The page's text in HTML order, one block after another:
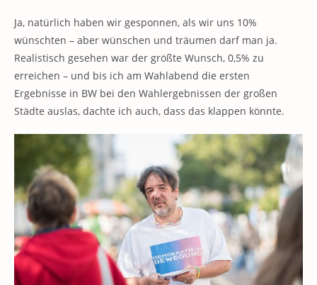
Ja, natürlich haben wir gesponnen, als wir uns 10%
wünschten – aber wünschen und träumen darf man ja.
Realistisch gesehen war der größte Wunsch, 0,5% zu
erreichen – und bis ich am Wahlabend die ersten
Ergebnisse in BW bei den Wahlergebnissen der großen
Städte auslas, dachte ich auch, dass das klappen könnte.